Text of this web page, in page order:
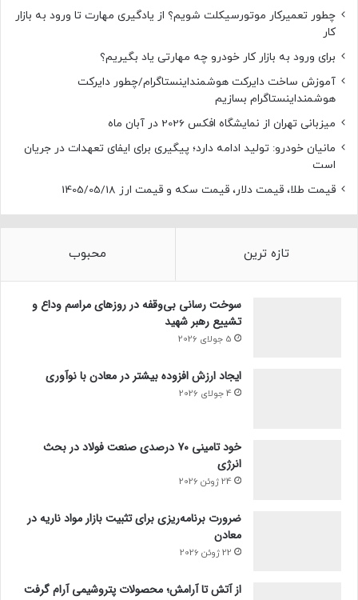
چطور تعمیرکار موتورسیکلت شویم؟ از یادگیری مهارت تا ورود به بازار
کار
برای ورود به بازار کار خودرو چه مهارتی یاد بگیریم؟
آموزش ساخت دایرکت هوشمنداینستاگرام/چطور دایرکت
هوشمنداینستاگرام بسازیم
میزبانی تهران از نمایشگاه افکس 2026 در آبان ماه
مانیان خودرو: تولید ادامه دارد؛ پیگیری برای ایفای تعهدات در جریان
است
قیمت طلا، قیمت دلار، قیمت سکه و قیمت ارز 1405/05/18
تازه ترین محبوب
سوخت رسانی بی‌وقفه در روز‌های مراسم وداع و
تشییع رهبر شهید
5 جولای 2026
ایجاد ارزش افزوده بیشتر در معادن با نوآوری
4 جولای 2026
خود تامینی ۷۰ درصدی صنعت فولاد در بحث
انرژی
24 ژوئن 2026
ضرورت برنامه‌ریزی برای تثبیت بازار مواد ناریه در
معادن
22 ژوئن 2026
از آتش تا آرامش؛ محصولات پتروشیمی آرام گرفت